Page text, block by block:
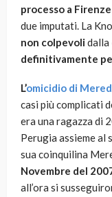
processo a Firenze
due imputati. La
non colpevolidalla
definitivamente
L’omicidio di
casi più complicati
era una ragazza di
Perugia assieme al
sua coinquilina
Novembre del
all’ora si